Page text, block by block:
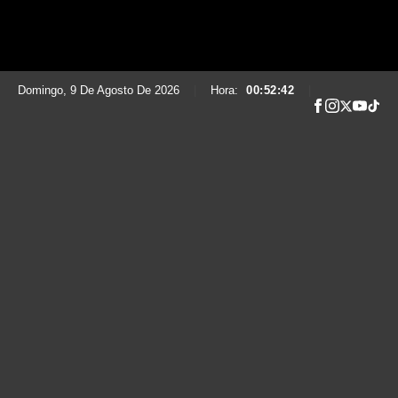
Domingo, 9 De Agosto De 2026 Hora: 00:52:43